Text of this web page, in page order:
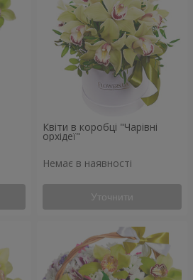
Квіти в коробці "Чарівні
орхідеї"
Немає в наявності
Уточнити